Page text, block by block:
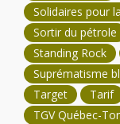
Solidaires pour
Sortir du pétrole
Standing Rock
Suprématisme
Target
Tarif
TGV Québec-